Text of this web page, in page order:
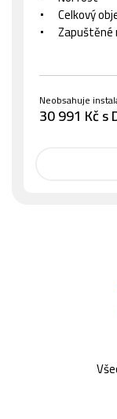
Celkový
Zapuštěné
Neobsahuje
30 991 Kč s